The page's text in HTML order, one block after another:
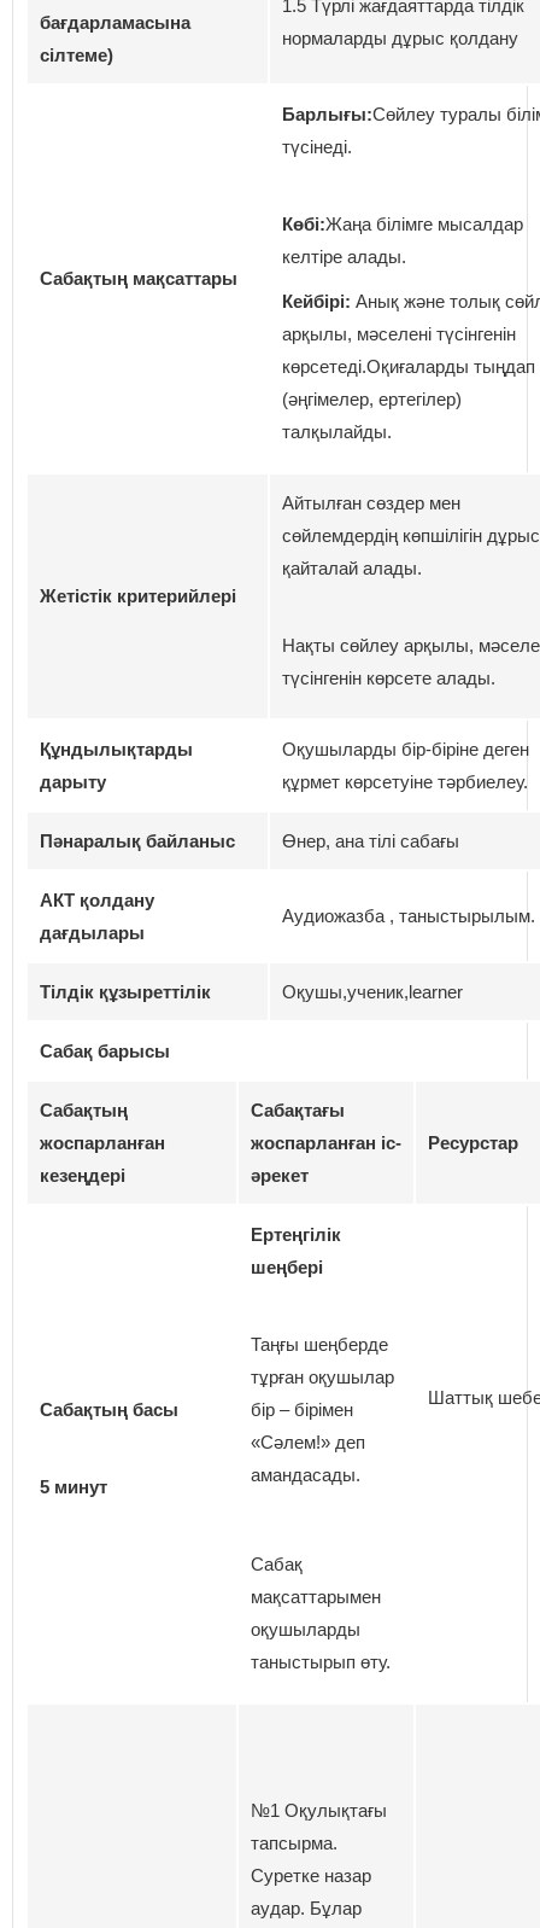
бағдарламасына
сілтеме)
1.5 Түрлі жағдаяттарда тілдік
нормаларды дұрыс қолдану
Сабақтың мақсаттары
Барлығы:Сөйлеу туралы
түсінеді.
Көбі:Жаңа білімге мысалдар
келтіре алады.
Кейбірі: Анық және толық
арқылы, мәселені түсінгенін
көрсетеді.Оқиғаларды тыңдап
(әңгімелер, ертегілер)
талқылайды.
Жетістік критерийлері
Айтылған сөздер мен
сөйлемдердің көпшілігін дұрыс
қайталай алады.
Нақты сөйлеу арқылы,
түсінгенін көрсете алады.
Құндылықтарды
дарыту
Оқушыларды бір-біріне деген
құрмет көрсетуіне тәрбиелеу.
Пәнаралық байланыс Өнер, ана тілі сабағы
АКТ қолдану
дағдылары
Аудиожазба , таныстырылым.
Тілдік құзыреттілік Оқушы,ученик,learner
Сабақ барысы
Сабақтың
жоспарланған
кезеңдері
Сабақтағы
жоспарланған іс-
әрекет
Ресурстар
Сабақтың басы
5 минут
Ертеңгілік
шеңбері
Таңғы шеңберде
тұрған оқушылар
бір – бірімен
«Сәлем!» деп
амандасады.
Сабақ
мақсаттарымен
оқушыларды
таныстырып өту.
Шаттық
№1 Оқулықтағы
тапсырма.
Суретке назар
аудар. Бұлар